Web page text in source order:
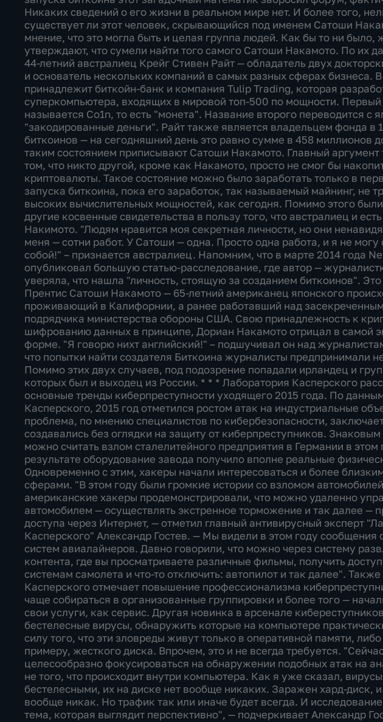
Никаких сведений о его жизни в реальном мире нет. И более того,
существует ли этот человек, скрывающийся под именем Сатоши
мнение, что это могла быть и целая группа людей. Как бы то ни было,
утверждают, что сумели найти того самого Сатоши Накамото. По их
44-летний австралиец Крейг Стивен Райт — обладатель двух
и основатель нескольких компаний в самых разных сферах бизнеса. В
принадлежит биткойн-банк и компания Tulip Trading, которая
суперкомпьютера, входящих в мировой топ-500 по мощности.
называется Co1n, то есть "монета". Название второго переводится с
"закодированные деньги". Райт также является владельцем фонда в
биткоинов — на сегодняшний день это равно сумме в 458 миллионов
таким состоянием приписывают Сатоши Накамото. Главный аргумент
том, что никто другой, кроме как Накамото, просто не смог бы
криптовалюты. Такое состояние можно было заработать только в
запуска биткоина, пока его заработок, так называемый майнинг, не
высоких вычислительных мощностей, как сегодня. Помимо этого
другие косвенные свидетельства в пользу того, что австралиец и
Накимото. "Людям нравится моя секретная личности, но они
меня — сотни работ. У Сатоши — одна. Просто одна работа, и я не могу
собой!" – признается австралиец. Напомним, что в марте 2014 года
опубликовал большую статью-расследование, где автор —
уверяла, что нашла "личность, стоящую за созданием биткоинов".
Прентис Сатоши Накамото — 65-летний американец японского
проживающий в Калифорнии, а ранее работавший над
подрядчика министерства обороны США. Свою принадлежность к
шифрованию данных в принципе, Дориан Накамото отрицал в самой
форме. "Я говорю нихт английский!" – подшучивал он над
что попытки найти создателя Биткоина журналисты предпринимали
Помимо этих двух случаев, под подозрение попадали ирландец и
которых был и выходец из России. * * * Лаборатория Касперского
основные тренды киберпреступности уходящего 2015 года. По
Касперского, 2015 год отметился ростом атак на индустриальные
проблема, по мнению специалистов по кибербезопасности,
создавались без оглядки на защиту от киберпреступников. Знаковым
можно считать взлом сталелитейного предприятия в Германии в этом
результате оборудование завода получило вполне реальные
Одновременно с этим, хакеры начали интересоваться и более
сферами. "В этом году были громкие истории со взломом
американские хакеры продемонстрировали, что можно удаленно
автомобилем — осуществлять экстренное торможение и так далее —
доступа через Интернет, — отметил главный антивирусный эксперт
Касперского" Александр Гостев. — Мы видели в этом году сообщения
систем авиалайнеров. Давно говорили, что можно через систему
контента, где вы просматриваете различные фильмы, получить
системам самолета и что-то отключить: автопилот и так далее".
Касперского отмечает повышение профессионализма
чаще собираться в организованные группировки и более того —
свои услуги, как сервис. Другая новинка в арсенале
бестелесные вирусы, обнаружить которые на компьютере
силу того, что эти зловреды живут только в оперативной памяти,
примеру, жесткого диска. Впрочем, это и не всегда требуется.
целесообразно фокусироваться на обнаружении подобных атак на
не того, что происходит внутри компьютера. Как я уже сказал,
бестелесными, их на диске нет вообще никаких. Заражен хард-диск, и
вообще никак. Но трафик так или иначе будет всегда. И
тема, которая выглядит перспективно", — подчеркивает Александр